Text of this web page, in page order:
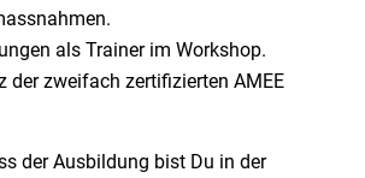
als Trainer im Workshop.
der zweifach zertifizierten AMEE
der Ausbildung bist Du in der